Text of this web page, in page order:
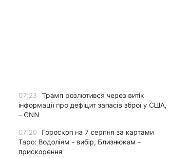
07:23
Трамп розлютився через витік
інформації про дефіцит запасів зброї у США,
– CNN
07:20
Гороскоп на 7 серпня за картами
Таро: Водоліям - вибір, Близнюкам -
прискорення